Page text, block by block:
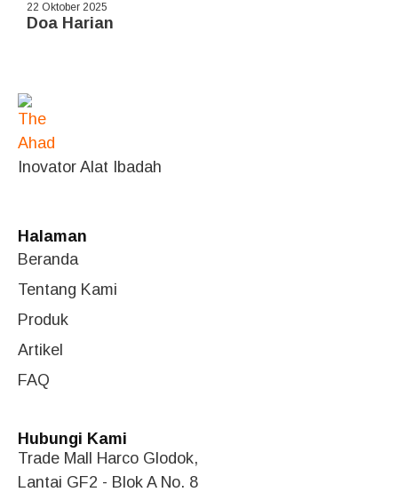
22 Oktober 2025
Doa Harian
Inovator Alat Ibadah
Halaman
Beranda
Tentang Kami
Produk
Artikel
FAQ
Hubungi Kami
Trade Mall Harco Glodok,
Lantai GF2 - Blok A No. 8